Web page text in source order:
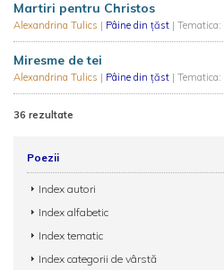
Martiri pentru Christos
Alexandrina Tulics | Pâine din țăst | Tematica:
Miresme de tei
Alexandrina Tulics | Pâine din țăst | Tematica:
36 rezultate
Poezii
Index autori
Index alfabetic
Index tematic
Index categorii de vârstă